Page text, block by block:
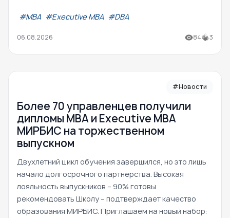
#МВА #Executive MBA #DBA
06.08.2026 84 3
#Новости
Более 70 управленцев получили
дипломы MBA и Executive MBA
МИРБИС на торжественном
выпускном
Двухлетний цикл обучения завершился, но это лишь
начало долгосрочного партнерства. Высокая
лояльность выпускников – 90% готовы
рекомендовать Школу – подтверждает качество
образования МИРБИС. Приглашаем на новый набор: